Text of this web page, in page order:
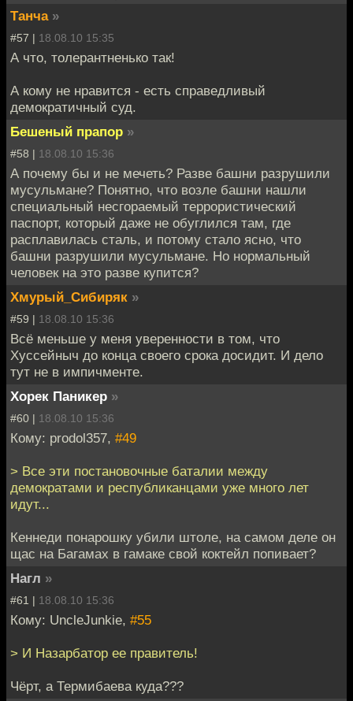
Танча »
#57 | 18.08.10 15:35
А что, толерантненько так!
А кому не нравится - есть справедливый
демократичный суд.
Бешеный прапор »
#58 | 18.08.10 15:36
А почему бы и не мечеть? Разве башни разрушили
мусульмане? Понятно, что возле башни нашли
специальный несгораемый террористический
паспорт, который даже не обуглился там, где
расплавилась сталь, и потому стало ясно, что
башни разрушили мусульмане. Но нормальный
человек на это разве купится?
Хмурый_Сибиряк »
#59 | 18.08.10 15:36
Всё меньше у меня уверенности в том, что
Хуссейныч до конца своего срока досидит. И дело
тут не в импичменте.
Хорек Паникер »
#60 | 18.08.10 15:36
Кому: prodol357, #49
> Все эти постановочные баталии между
демократами и республиканцами уже много лет
идут...
Кеннеди понарошку убили штоле, на самом деле он
щас на Багамах в гамаке свой коктейл попивает?
Нагл »
#61 | 18.08.10 15:36
Кому: UncleJunkie, #55
> И Назарбатор ее правитель!
Чёрт, а Термибаева куда???